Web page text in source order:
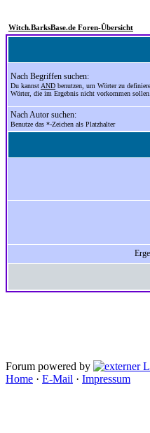
Witch.BarksBase.de Foren-Übersicht
Nach Begriffen suchen:
Du kannst AND benutzen, um Wörter zu
Wörter, die im Ergebnis nicht vorkommen
Nach Autor suchen:
Benutze das *-Zeichen als Platzhalter
Forum powered by
Home · E-Mail · Impressum